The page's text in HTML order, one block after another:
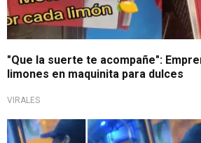
"Que la suerte te acompañe":
limones en maquinita para dulces
VIRALES
Ante el alza de su precio